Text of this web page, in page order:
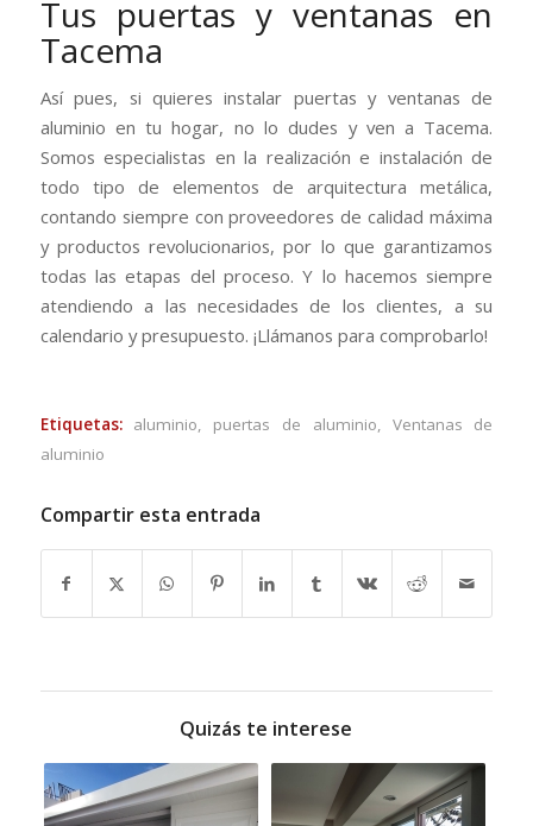
Tus puertas y ventanas en
Tacema
Así pues, si quieres instalar puertas y ventanas de
aluminio en tu hogar, no lo dudes y ven a Tacema.
Somos especialistas en la realización e instalación de
todo tipo de elementos de arquitectura metálica,
contando siempre con proveedores de calidad máxima
y productos revolucionarios, por lo que garantizamos
todas las etapas del proceso. Y lo hacemos siempre
atendiendo a las necesidades de los clientes, a su
calendario y presupuesto. ¡Llámanos para comprobarlo!
Etiquetas: aluminio, puertas de aluminio, Ventanas de
aluminio
Compartir esta entrada
Quizás te interese